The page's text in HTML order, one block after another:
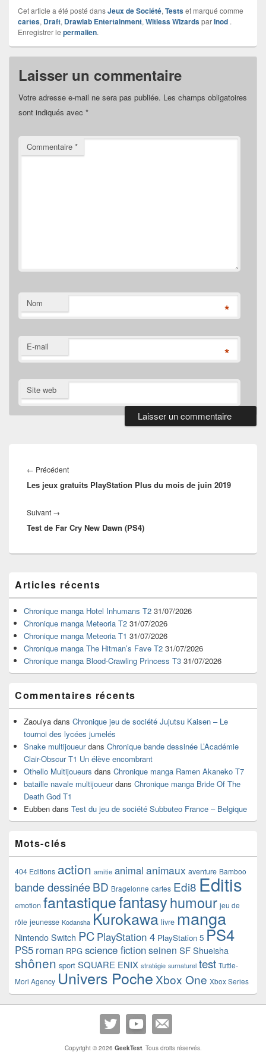
Cet article a été posté dansJeux de Société, Testset marqué comme
cartes, Draft, Drawlab Entertainment, Witless WizardsparInod .
Enregistrer le permalien.
Laisser un commentaire
Votre adresse e-mail ne sera pas publiée. Les champs obligatoires
sont indiqués avec *
Commentaire *
Nom *
E-mail *
Site web
de
l’article
← PrécédentArticle
précédent :
Les jeux gratuits PlayStation Plus du mois de juin 2019
Suivant →
suivant :
Test de Far Cry New Dawn (PS4)
principale
de
widget
pour
barre
latérale
Articles récents
Chronique manga Hotel Inhumans T2 31/07/2026
Chronique manga Meteoria T2 31/07/2026
Chronique manga Meteoria T1 31/07/2026
Chronique manga The Hitman’s Fave T2 31/07/2026
Chronique manga Blood-Crawling Princess T3 31/07/2026
Commentaires récents
Zaouiya dans Chronique jeu de société Jujutsu Kaisen – Le
tournoi des lycées jumelés
Snake multijoueurdans Chronique bande dessinée L’Académie
Clair-Obscur T1 Un élève encombrant
Othello Multijoueurs dans Chronique manga Ramen Akaneko T7
bataille navale multijoueurdans Chronique manga Bride Of The
Death God T1
Eubben dans Test du jeu de société Subbuteo France – Belgique
Mots-clés
404 Editions action amitie animal animaux aventure Bamboo
bande dessinéeBD Bragelonne cartes Edi8 Editis
emotion fantastiquefantasyhumour jeu de
rôle jeunesse Kodansha Kurokawa livre manga
Nintendo Switch PC PlayStation 4 PlayStation 5 PS4
PS5 roman RPG science fictionseinen SF Shueisha
shônen sport SQUARE ENIX stratégie surnaturel test Tuttle-
Mori Agency Univers Poche Xbox One Xbox Series
Copyright © 2026 GeekTest. Tous droits réservés.